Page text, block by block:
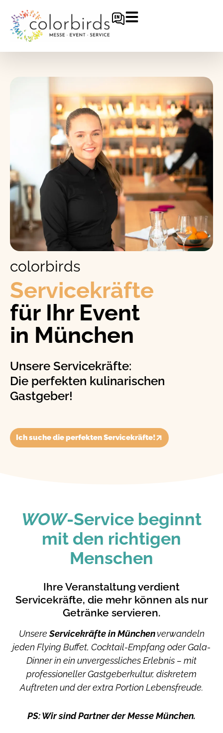
Ich suche die perfekten Servicekräfte!
Unsere Servicekräfte:
Die perfekten kulinarischen
Gastgeber!
Service­kräfte
für Ihr Event
in München
colorbirds
WOW-Service beginnt
mit den richtigen
Menschen
Ihre Veranstaltung verdient
Servicekräfte, die mehr können als nur
Getränke servieren.
UnsereServicekräfte in Münchenverwandeln
jeden Flying Buffet, Cocktail-Empfang oder Gala-
Dinner in ein unvergessliches Erlebnis – mit
professioneller Gastgeberkultur, diskretem
Auftreten und der extra Portion Lebensfreude.
PS: Wir sind Partner der Messe München.